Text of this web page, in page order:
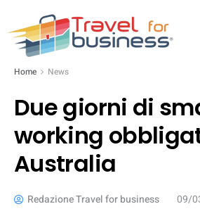
Home News
Due giorni di
working
Australia
Redazione Travel for business 09/